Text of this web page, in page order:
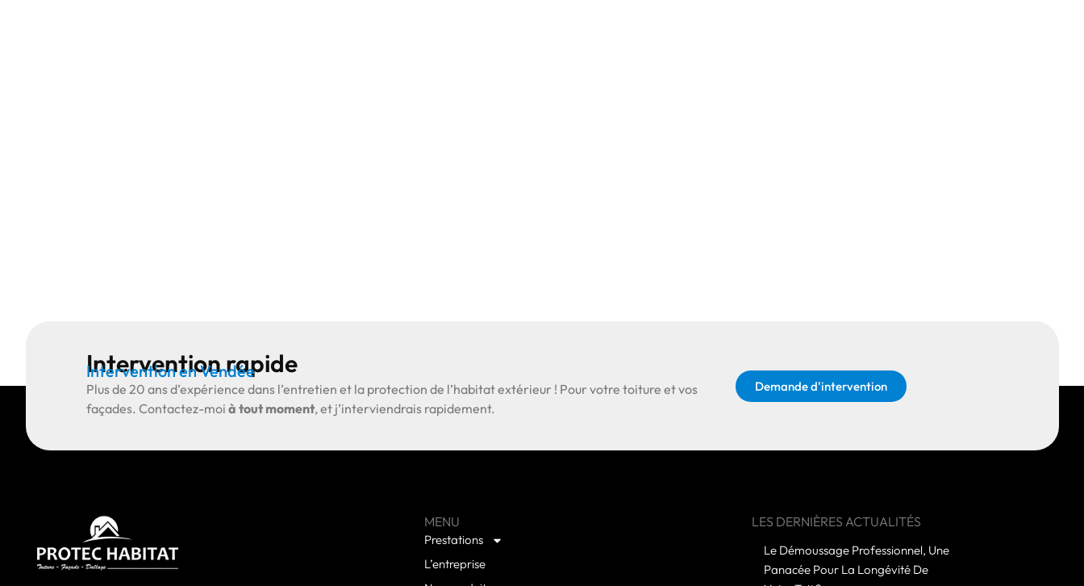
Intervention rapide
Intervention en Vendée
Plus de 20 ans d’expérience dans l’entretien et la protection de l’habitat extérieur ! Pour votre toiture et vos
façades. Contactez-moi à tout moment, et j’interviendrais rapidement.
Demande d'intervention
MENU
Prestations
L’entreprise
LES DERNIÈRES ACTUALITÉS
Le Démoussage Professionnel, Une
Panacée Pour La Longévité De